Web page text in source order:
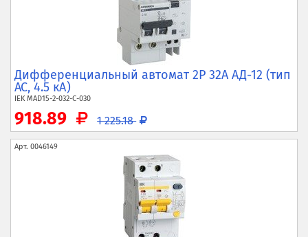
Дифференциальный автомат 2P 32А АД-12 (тип
AC, 4.5 кА)
IEKMAD15-2-032-C-030
918.89 1 225.18
Арт. 0046149